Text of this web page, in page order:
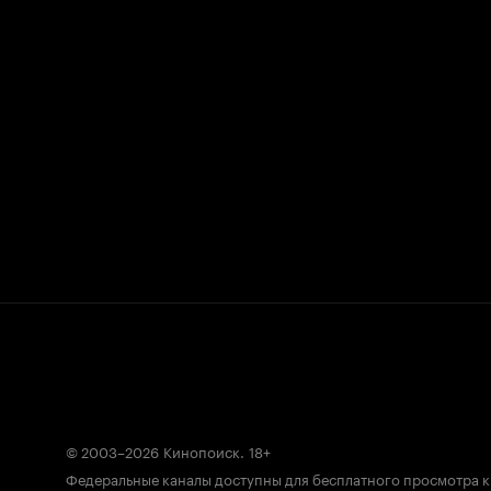
© 2003–2026 Кинопоиск. 18+
Федеральные каналы доступны для бесплатного просмотра